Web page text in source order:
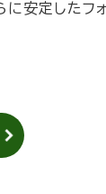
安定したフ